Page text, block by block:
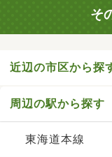
そ
近辺の市区から探
周辺の駅から探す
東海道本線